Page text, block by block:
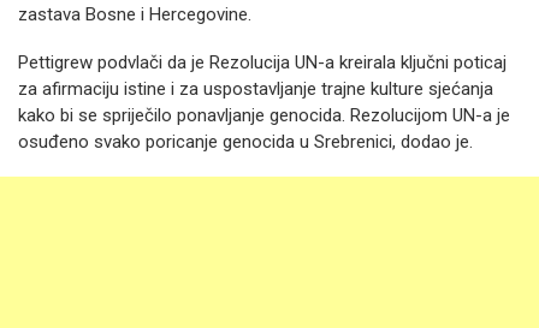
zastava Bosne i Hercegovine.
Pettigrew podvlači da je Rezolucija UN-a kreirala ključni poticaj
za afirmaciju istine i za uspostavljanje trajne kulture sjećanja
kako bi se spriječilo ponavljanje genocida. Rezolucijom UN-a je
osuđeno svako poricanje genocida u Srebrenici, dodao je.